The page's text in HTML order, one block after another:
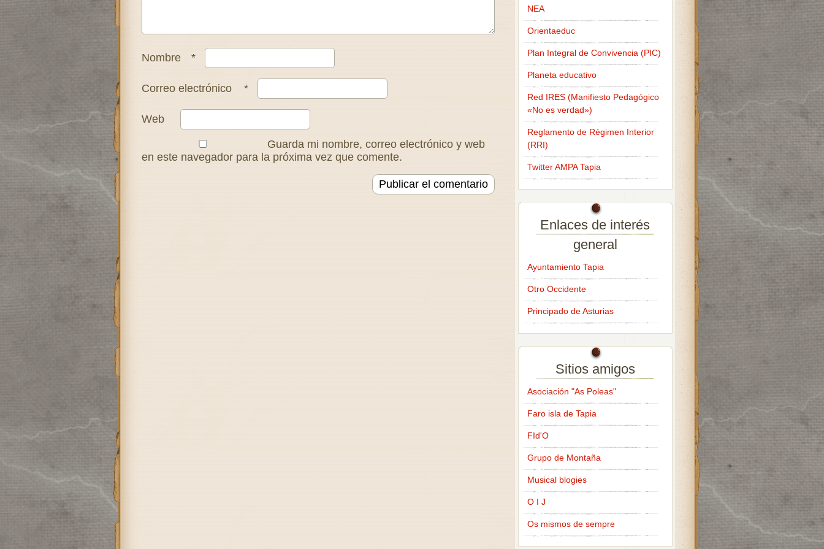
Nombre *
Correo electrónico *
Web
Guarda mi nombre, correo electrónico y web
en este navegador para la próxima vez que comente.
NEA
Orientaeduc
Plan Integral de Convivencia (PIC)
Planeta educativo
Red IRES (Manifiesto Pedagógico
«No es verdad»)
Reglamento de Régimen Interior
(RRI)
Twitter AMPA Tapia
Enlaces de interés
general
Ayuntamiento Tapia
Otro Occidente
Principado de Asturias
Sitios amigos
Asociación "As Poleas"
Faro isla de Tapia
FId'O
Grupo de Montaña
Musical blogies
O I J
Os mismos de sempre